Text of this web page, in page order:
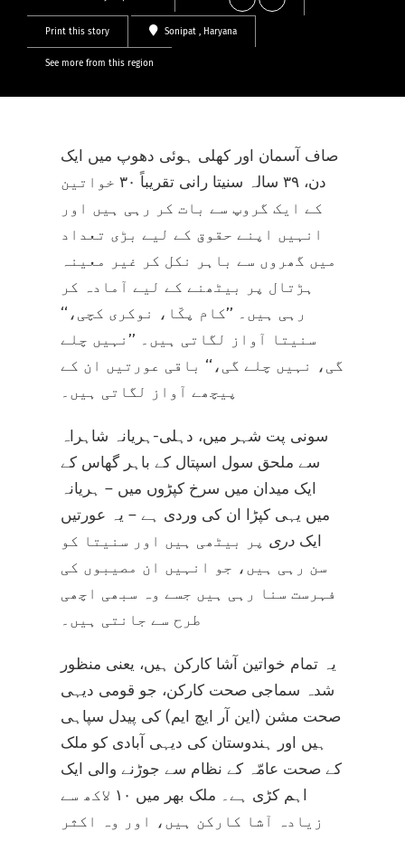
Print this story Sonipat , Haryana
See more from this region
صاف آسمان اور کھلی ہوئی دھوپ میں ایک
دن، ۳۹ سالہ سنیتا رانی تقریباً ۳۰ خواتین
کے ایک گروپ سے بات کر رہی ہیں اور
انہیں اپنے حقوق کے لیے بڑی تعداد
میں گھروں سے باہر نکل کر غیر معینہ
ہڑتال پر بیٹھنے کے لیے آمادہ کر
رہی ہیں۔ ’’کام پکّا، نوکری کچی،‘‘
سنیتا آواز لگاتی ہیں۔ ’’نہیں چلے
گی، نہیں چلے گی،‘‘ باقی عورتیں ان کے
پیچھے آواز لگاتی ہیں۔
سونی پت شہر میں، دہلی-ہریانہ شاہراہ
سے ملحق سول اسپتال کے باہر گھاس کے
ایک میدان میں سرخ کپڑوں میں – ہریانہ
میں یہی کپڑا ان کی وردی ہے – یہ عورتیں
ایک دری پر بیٹھی ہیں اور سنیتا کو
سن رہی ہیں، جو انہیں ان مصیبوں کی
فہرست سنا رہی ہیں جسے وہ سبھی اچھی
طرح سے جانتی ہیں۔
یہ تمام خواتین آشا کارکن ہیں، یعنی منظور
شدہ سماجی صحت کارکن، جو قومی دیہی
صحت مشن (این آر ایچ ایم) کی پیدل سپاہی
ہیں اور ہندوستان کی دیہی آبادی کو ملک
کے صحت عامّہ کے نظام سے جوڑنے والی ایک
اہم کڑی ہے۔ ملک بھر میں ۱۰ لاکھ سے
زیادہ آشا کارکن ہیں، اور وہ اکثر